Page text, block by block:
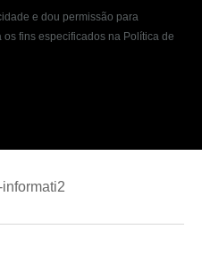
e dou permissão para
fins especificados na Política de